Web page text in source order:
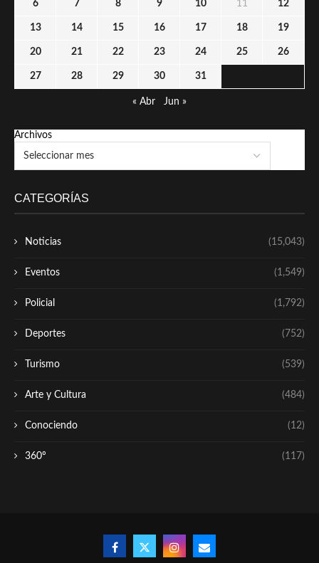
6 7 8 9 10 11 12
13 14 15 16 17 18 19
20 21 22 23 24 25 26
27 28 29 30 31
« Abr Jun »
Archivos
CATEGORÍAS
Noticias (15,043)
Eventos (1,549)
Policial (1,792)
Deportes (752)
Turismo (539)
Arte y Cultura (484)
Conociendo (12)
360º (117)